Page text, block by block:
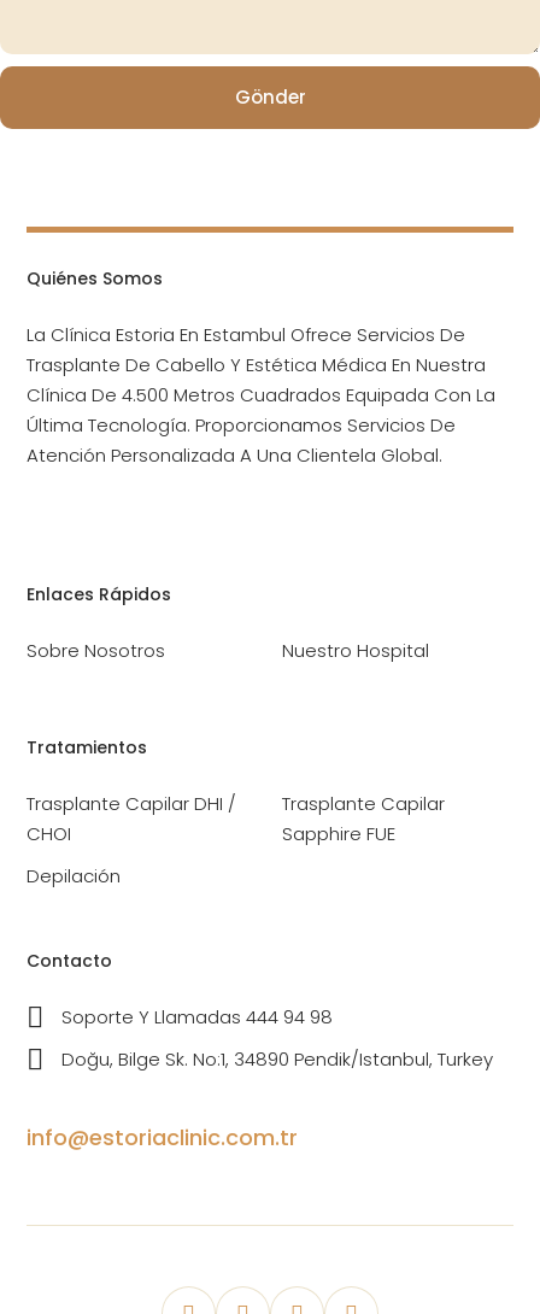
Quiénes Somos
La Clínica Estoria En Estambul Ofrece Servicios De
Trasplante De Cabello Y Estética Médica En Nuestra
Clínica De 4.500 Metros Cuadrados Equipada Con La
Última Tecnología. Proporcionamos Servicios De
Atención Personalizada A Una Clientela Global.
Enlaces Rápidos
Sobre Nosotros Nuestro Hospital
Tratamientos
Trasplante Capilar DHI /
CHOI
Trasplante Capilar
Sapphire FUE
Depilación
Contacto
Soporte Y Llamadas 444 94 98
Doğu, Bilge Sk. No:1, 34890 Pendik/Istanbul, Turkey
info@estoriaclinic.com.tr